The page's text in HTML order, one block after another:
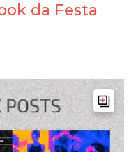
da Festa